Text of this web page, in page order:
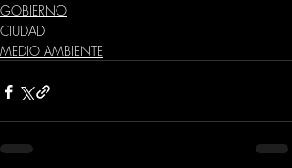
GOBIERNO
CIUDAD
MEDIO AMBIENTE